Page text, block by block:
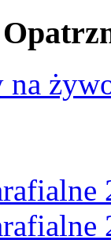
na